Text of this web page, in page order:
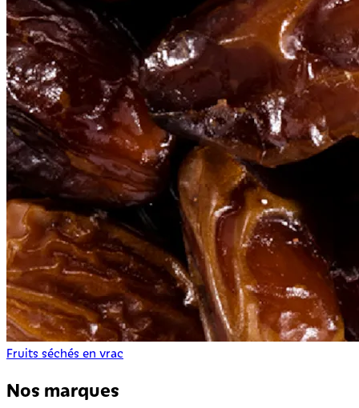
Fruits séchés en vrac
Nos marques